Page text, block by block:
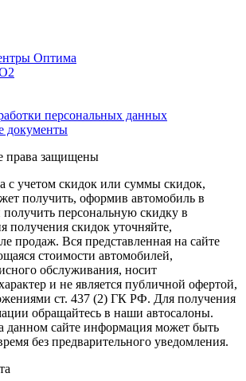
Оптима
персональных данных
документы
права защищены
с учетом скидок или суммы скидок,
получить, оформив автомобиль в
получить персональную скидку в
получения скидок уточняйте,
продаж. Вся представленная на сайте
стоимости автомобилей,
обслуживания, носит
и не является публичной офертой,
ст. 437 (2) ГК РФ. Для получения
обращайтесь в наши автосалоны.
данном сайте информация может быть
без предварительного уведомления.